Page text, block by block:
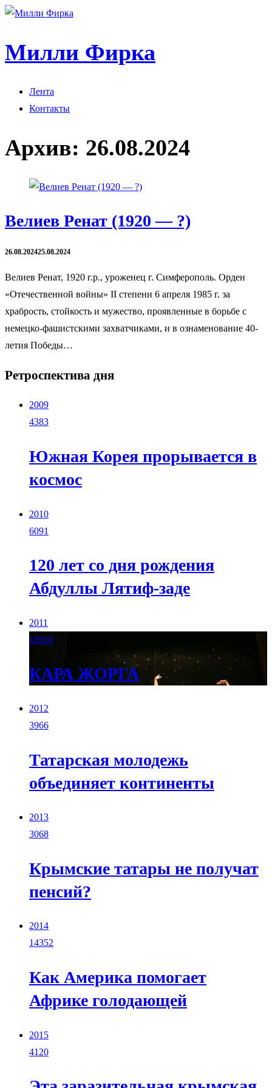
Милли Фирка
Лента
Контакты
Архив: 26.08.2024
Велиев Ренат (1920 — ?)
26.08.202425.08.2024
Велиев Ренат, 1920 г.р., уроженец г. Симферополь. Орден
«Отечественной войны» II степени 6 апреля 1985 г. за
храбрость, стойкость и мужество, проявленные в борьбе с
немецко-фашистскими захватчиками, и в ознаменование 40-
летия Победы…
Ретроспектива дня
2009
4383
Южная Корея прорывается в
космос
2010
6091
120 лет со дня рождения
Абдуллы Лятиф-заде
2011
18910
КАРА ЖОРГА
2012
3966
Татарская молодежь
объединяет континенты
2013
3068
Крымские татары не получат
пенсий?
2014
14352
Как Америка помогает
Африке голодающей
2015
4120